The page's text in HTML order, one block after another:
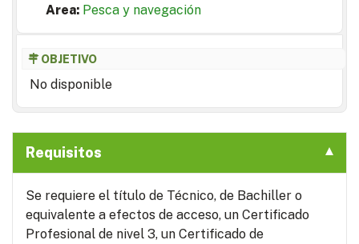
Area: Pesca y navegación
OBJETIVO
No disponible
Requisitos
Se requiere el título de Técnico, de Bachiller o
equivalente a efectos de acceso, un Certificado
Profesional de nivel 3, un Certificado de